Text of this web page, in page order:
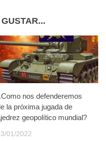
nos defenderemos
la próxima jugada de
geopolítico mundial?
01/2022